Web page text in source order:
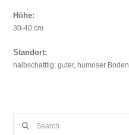
Höhe:
30-40 cm
Standort:
halbschatttig; guter, humoser Boden